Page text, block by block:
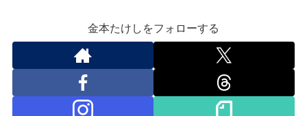
金本たけしをフォローする